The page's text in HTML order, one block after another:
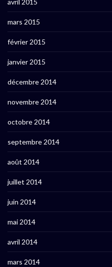
avril 2015
mars 2015
février 2015
janvier 2015
décembre 2014
novembre 2014
octobre 2014
septembre 2014
août 2014
juillet 2014
juin 2014
mai 2014
avril 2014
mars 2014